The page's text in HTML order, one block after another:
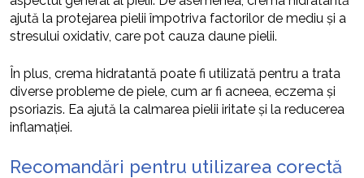
ajută la protejarea pielii împotriva factorilor de mediu și a
stresului oxidativ, care pot cauza daune pielii.
În plus, crema hidratantă poate fi utilizată pentru a trata
diverse probleme de piele, cum ar fi acneea, eczema și
psoriazis. Ea ajută la calmarea pielii iritate și la reducerea
inflamației.
Recomandări pentru utilizarea corectă